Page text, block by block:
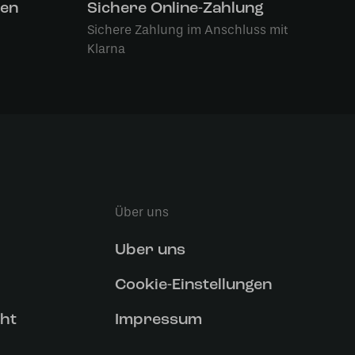
Sichere Online-Zahlung
Sichere Zahlung im Anschluss mit
Klarna
Über uns
Uber uns
Cookie-Einstellungen
Impressum